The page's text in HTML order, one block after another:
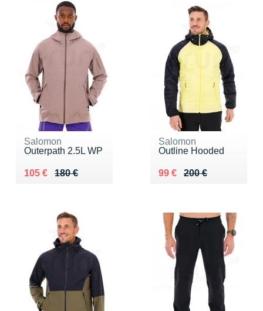
Salomon
Outerpath 2.5L WP
180 €
Au lieu de 180 €
105 €
Vendu 105 €
Salomon
Outline Hooded
200 €
Au lieu de 200 €
99 €
Vendu 99 €